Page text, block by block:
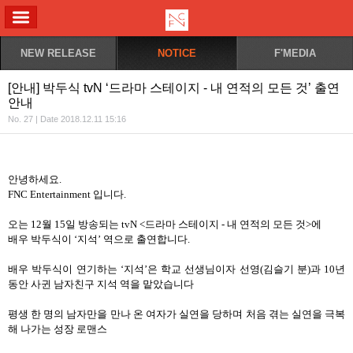
NEW RELEASE NOTICE F'MEDIA
[안내] 박두식 tvN ‘드라마 스테이지 - 내 연적의 모든 것’ 출연
안내
No. 27 | Date 2018.12.11 15:16
안녕하세요.
FNC Entertainment 입니다.
오는 12월 15일 방송되는 tvN <드라마 스테이지 - 내 연적의 모든 것>에
배우 박두식이 ‘지석 ’ 역으로 출연합니다.
배우 박두식이 연기하는 ‘지석 ’은 학교 선생님이자 선영(김슬기 분)과10년
동안 사귄 남자친구 지석 역을 맡았습니다
평생 한 명의 남자만을 만나 온 여자가 실연을 당하며 처음 겪는 실연을 극복
해 나가는 성장 로맨스